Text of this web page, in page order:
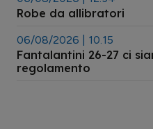
Robe da allibratori
06/08/2026 | 10.15
Fantalantini 26-27 ci
regolamento